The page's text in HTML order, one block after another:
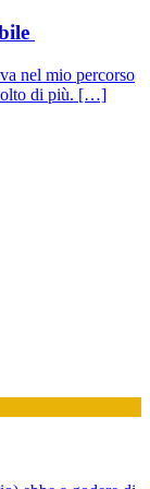
nel mio percorso
di più. […]